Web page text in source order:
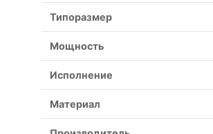
Типоразмер
Мощность
Исполнение
Материал